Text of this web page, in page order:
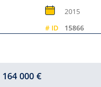
2015
# ID 15866
164 000 €